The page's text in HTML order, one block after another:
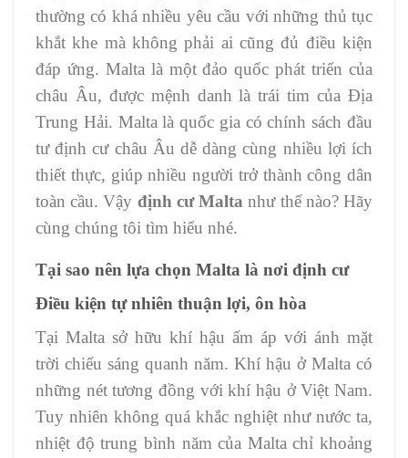
thường có khá nhiều yêu cầu với những thủ tục
khắt khe mà không phải ai cũng đủ điều kiện
đáp ứng. Malta là một đảo quốc phát triển của
châu Âu, được mệnh danh là trái tim của Địa
Trung Hải. Malta là quốc gia có chính sách đầu
tư định cư châu Âu dễ dàng cùng nhiều lợi ích
thiết thực, giúp nhiều người trở thành công dân
toàn cầu. Vậy định cư Malta như thế nào? Hãy
cùng chúng tôi tìm hiểu nhé.
Tại sao nên lựa chọn Malta là nơi định cư
Điều kiện tự nhiên thuận lợi, ôn hòa
Tại Malta sở hữu khí hậu ấm áp với ánh mặt
trời chiếu sáng quanh năm. Khí hậu ở Malta có
những nét tương đồng với khí hậu ở Việt Nam.
Tuy nhiên không quá khắc nghiệt như nước ta,
nhiệt độ trung bình năm của Malta chỉ khoảng